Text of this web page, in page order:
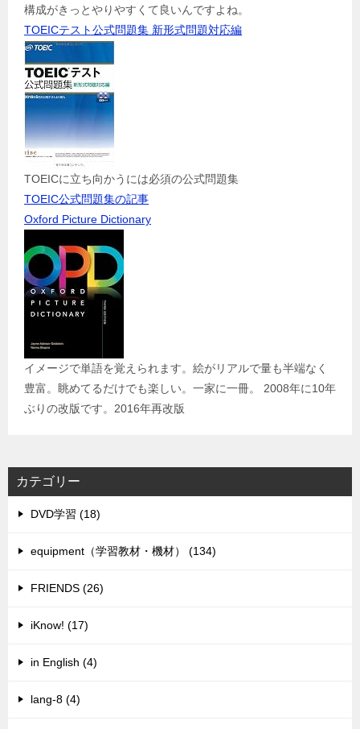
構成がきっとやりやすくて良いんですよね。
TOEICテスト公式問題集 新形式問題対応編
TOEICに立ち向かうには必須の公式問題集
TOEIC公式問題集の記事
Oxford Picture Dictionary
イメージで単語を覚えられます。絵がリアルで量も半端なく
豊富。眺めてるだけでも楽しい。一家に一冊。 2008年に10年
ぶりの改版です。2016年再改版
カテゴリー
DVD学習 (18)
equipment（学習教材・機材） (134)
FRIENDS (26)
iKnow! (17)
in English (4)
lang-8 (4)